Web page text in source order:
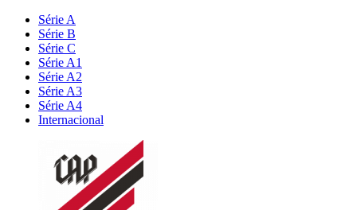
Série A
Série B
Série C
Série A1
Série A2
Série A3
Série A4
Internacional